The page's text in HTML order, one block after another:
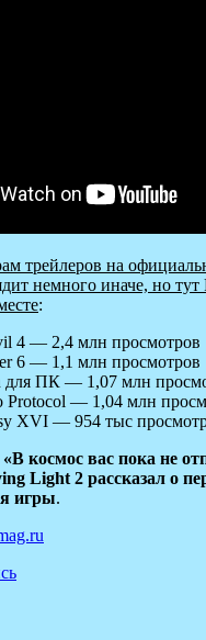
трейлеров на
немного иначе, но тут
:
4 — 2,4 млн просмотров
6 — 1,1 млн просмотров
для ПК — 1,07 млн
Protocol — 1,04 млн
XVI — 954 тыс
«В космос вас пока не
Light 2 рассказал о
игры.